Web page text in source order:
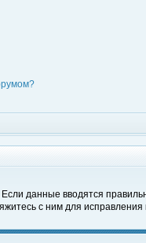
данные вводятся
с ним для исправления